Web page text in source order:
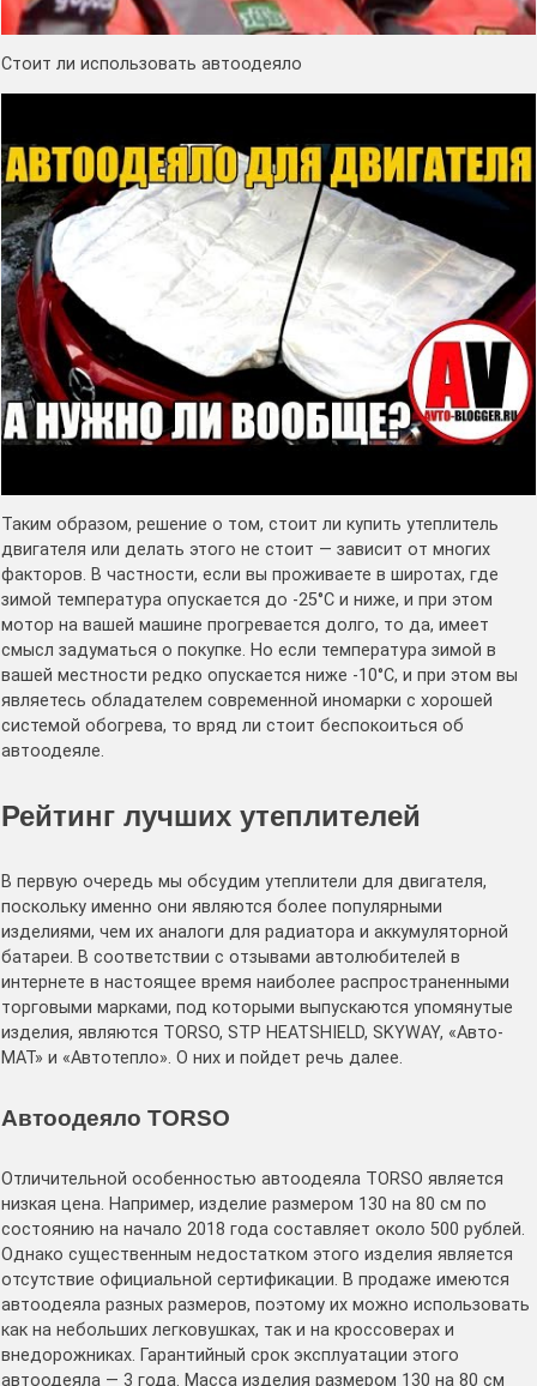
Стоит ли использовать автоодеяло
Таким образом, решение о том, стоит ли купить утеплитель
двигателя или делать этого не стоит — зависит от многих
факторов. В частности, если вы проживаете в широтах, где
зимой температура опускается до -25°С и ниже, и при этом
мотор на вашей машине прогревается долго, то да, имеет
смысл задуматься о покупке. Но если температура зимой в
вашей местности редко опускается ниже -10°С, и при этом вы
являетесь обладателем современной иномарки с хорошей
системой обогрева, то вряд ли стоит беспокоиться об
автоодеяле.
Рейтинг лучших утеплителей
В первую очередь мы обсудим утеплители для двигателя,
поскольку именно они являются более популярными
изделиями, чем их аналоги для радиатора и аккумуляторной
батареи. В соответствии с отзывами автолюбителей в
интернете в настоящее время наиболее распространенными
торговыми марками, под которыми выпускаются упомянутые
изделия, являются TORSO, STP HEATSHIELD, SKYWAY, «Авто-
МАТ» и «Автотепло». О них и пойдет речь далее.
Автоодеяло TORSO
Отличительной особенностью автоодеяла TORSO является
низкая цена. Например, изделие размером 130 на 80 см по
состоянию на начало 2018 года составляет около 500 рублей.
Однако существенным недостатком этого изделия является
отсутствие официальной сертификации. В продаже имеются
автоодеяла разных размеров, поэтому их можно использовать
как на небольших легковушках, так и на кроссоверах и
внедорожниках. Гарантийный срок эксплуатации этого
автоодеяла — 3 года. Масса изделия размером 130 на 80 см